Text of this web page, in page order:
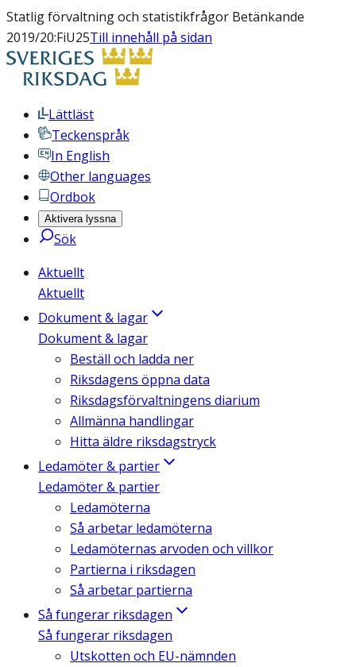
Statlig förvaltning och statistikfrågor Betänkande
2019/20:FiU25Till innehåll på sidan
Lättläst
Teckenspråk
In English
Other languages
Ordbok
Aktivera lyssna
Sök
Aktuellt
Aktuellt
Dokument & lagar
Dokument & lagar
Beställ och ladda ner
Riksdagens öppna data
Riksdagsförvaltningens diarium
Allmänna handlingar
Hitta äldre riksdagstryck
Ledamöter & partier
Ledamöter & partier
Ledamöterna
Så arbetar ledamöterna
Ledamöternas arvoden och villkor
Partierna i riksdagen
Så arbetar partierna
Så fungerar riksdagen
Så fungerar riksdagen
Utskotten och EU-nämnden